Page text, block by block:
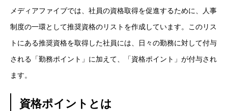
遊ぶ
社員を知る Interview
社員インタビュー
応募する
メディアファイブでは、社員の資格取得を促進するために、人事
制度の一環として推奨資格のリストを作成しています。このリス
トにある推奨資格を取得した社員には、日々の勤務に対して付与
される「勤務ポイント」に加えて、「資格ポイント」が付与され
ます。
資格ポイントとは